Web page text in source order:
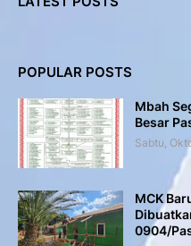
POPULAR POSTS
Mbah
Besar
Sabtu,
MCK
0904/